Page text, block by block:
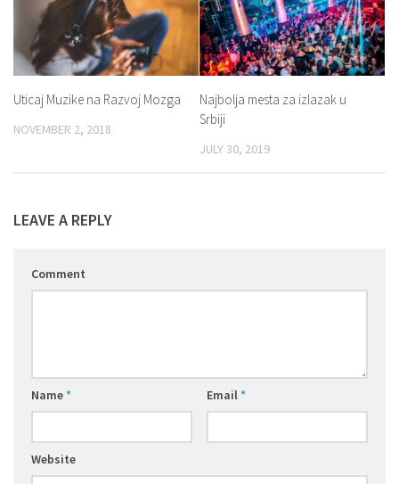
Uticaj Muzike na Razvoj Mozga
NOVEMBER 2, 2018
Najbolja mesta za izlazak u
Srbiji
JULY 30, 2019
LEAVE A REPLY
Comment
Name* Email*
Website